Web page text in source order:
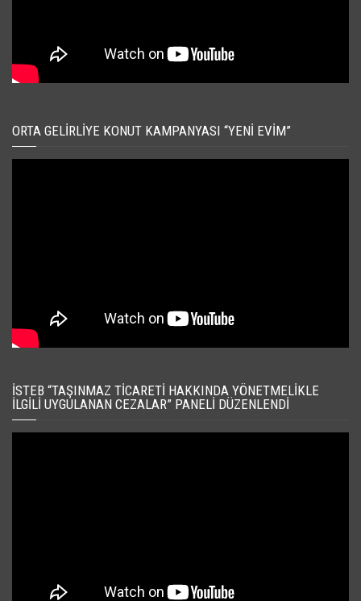
ORTA GELIRLIYE KONUT KAMPANYASI “YENI EVIM”
İSTEB “TAŞINMAZ TICARETI HAKKINDA YÖNETMELIKLE
İLGILI UYGULANAN CEZALAR” PANELI DÜZENLENDI